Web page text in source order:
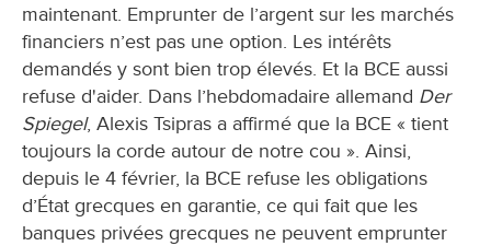
maintenant. Emprunter de l’argent sur les marchés
financiers n’est pas une option. Les intérêts
demandés y sont bien trop élevés. Et la BCE aussi
refuse d'aider. Dans l’hebdomadaire allemand Der
Spiegel, Alexis Tsipras a affirmé que la BCE « tient
toujours la corde autour de notre cou ». Ainsi,
depuis le 4 février, la BCE refuse les obligations
d’État grecques en garantie, ce qui fait que les
banques privées grecques ne peuvent emprunter